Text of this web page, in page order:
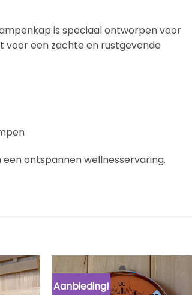
is speciaal ontworpen voor
voor een zachte en rustgevende
ontspannen wellnesservaring.
Aanbieding!